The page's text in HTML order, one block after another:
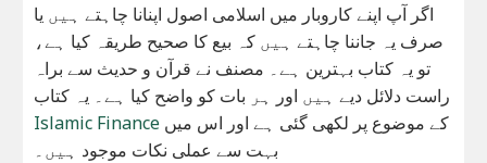
اگر آپ اپنے کاروبار میں اسلامی اصول اپنانا چاہتے ہیں یا
صرف یہ جاننا چاہتے ہیں کہ بیع کا صحیح طریقہ کیا ہے،
تو یہ کتاب بہترین ہے۔ مصنف نے قرآن و حدیث سے براہ
راست دلائل دیے ہیں اور ہر بات کو واضح کیا ہے۔ یہ کتاب
Islamic Finance
بہت سے عملی نکات موجود ہیں۔